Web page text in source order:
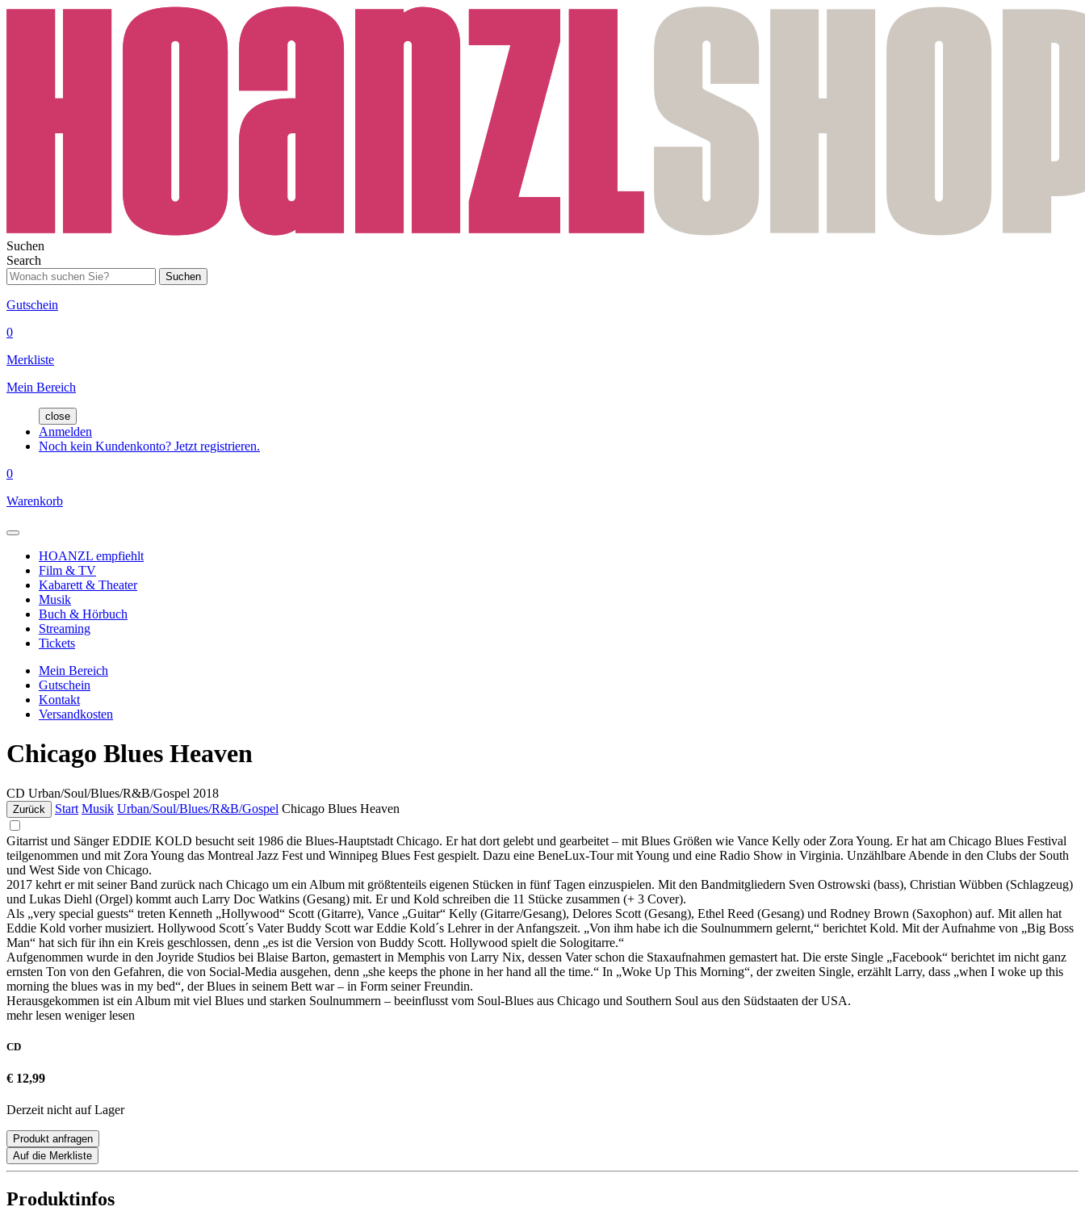
Suchen
Search
Suchen
Gutschein
0
Merkliste
Mein Bereich
close
Anmelden
Noch kein Kundenkonto? Jetzt registrieren.
0
Warenkorb
HOANZL empfiehlt
Film & TV
Kabarett & Theater
Musik
Buch & Hörbuch
Streaming
Tickets
Mein Bereich
Gutschein
Kontakt
Versandkosten
Chicago Blues Heaven
CD Urban/Soul/Blues/R&B/Gospel 2018
Zurück Start Musik Urban/Soul/Blues/R&B/Gospel Chicago Blues Heaven
Gitarrist und Sänger EDDIE KOLD besucht seit 1986 die Blues-Hauptstadt Chicago. Er hat dort gelebt und gearbeitet – mit Blues Größen wie Vance Kelly oder Zora Young. Er hat am Chicago Blues Festival
teilgenommen und mit Zora Young das Montreal Jazz Fest und Winnipeg Blues Fest gespielt. Dazu eine BeneLux-Tour mit Young und eine Radio Show in Virginia. Unzählbare Abende in den Clubs der South
und West Side von Chicago.
2017 kehrt er mit seiner Band zurück nach Chicago um ein Album mit größtenteils eigenen Stücken in fünf Tagen einzuspielen. Mit den Bandmitgliedern Sven Ostrowski (bass), Christian Wübben (Schlagzeug)
und Lukas Diehl (Orgel) kommt auch Larry Doc Watkins (Gesang) mit. Er und Kold schreiben die 11 Stücke zusammen (+ 3 Cover).
Als „very special guests“ treten Kenneth „Hollywood“ Scott (Gitarre), Vance „Guitar“ Kelly (Gitarre/Gesang), Delores Scott (Gesang), Ethel Reed (Gesang) und Rodney Brown (Saxophon) auf. Mit allen hat
Eddie Kold vorher musiziert. Hollywood Scott´s Vater Buddy Scott war Eddie Kold´s Lehrer in der Anfangszeit. „Von ihm habe ich die Soulnummern gelernt,“ berichtet Kold. Mit der Aufnahme von „Big Boss
Man“ hat sich für ihn ein Kreis geschlossen, denn „es ist die Version von Buddy Scott. Hollywood spielt die Sologitarre.“
Aufgenommen wurde in den Joyride Studios bei Blaise Barton, gemastert in Memphis von Larry Nix, dessen Vater schon die Staxaufnahmen gemastert hat. Die erste Single „Facebook“ berichtet im nicht ganz
ernsten Ton von den Gefahren, die von Social-Media ausgehen, denn „she keeps the phone in her hand all the time.“ In „Woke Up This Morning“, der zweiten Single, erzählt Larry, dass „when I woke up this
morning the blues was in my bed“, der Blues in seinem Bett war – in Form seiner Freundin.
Herausgekommen ist ein Album mit viel Blues und starken Soulnummern – beeinflusst vom Soul-Blues aus Chicago und Southern Soul aus den Südstaaten der USA.
mehr lesen weniger lesen
CD
€ 12,99
Derzeit nicht auf Lager
Produkt anfragen
Auf die Merkliste
Produktinfos